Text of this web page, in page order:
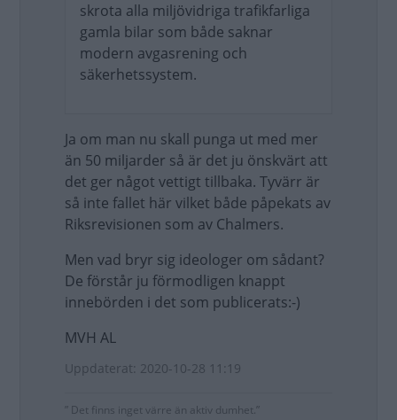
skrota alla miljövidriga trafikfarliga
gamla bilar som både saknar
modern avgasrening och
säkerhetssystem.
Ja om man nu skall punga ut med mer
än 50 miljarder så är det ju önskvärt att
det ger något vettigt tillbaka. Tyvärr är
så inte fallet här vilket både påpekats av
Riksrevisionen som av Chalmers.
Men vad bryr sig ideologer om sådant?
De förstår ju förmodligen knappt
innebörden i det som publicerats:-)
MVH AL
Uppdaterat: 2020-10-28 11:19
” Det finns inget värre än aktiv dumhet.”